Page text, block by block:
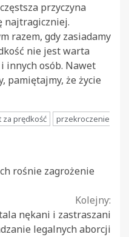
przyczyna
najtragiczniej.
razem, gdy zasiadamy
nie jest warta
innych osób. Nawet
pamiętajmy, że życie
za prędkość
przekroczenie
rośnie zagrożenie
Kolejny:
nękani i zastraszani
legalnych aborcji